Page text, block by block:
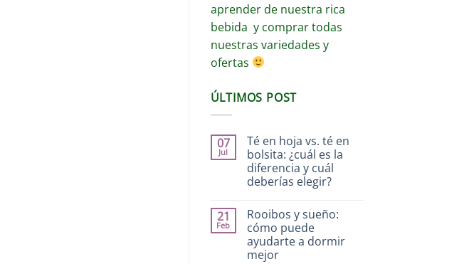
aprender de nuestra rica
bebida y comprar todas
nuestras variedades y
ofertas
ÚLTIMOS POST
07
Jul
Té en hoja vs. té en
bolsita: ¿cuál es la
diferencia y cuál
deberías elegir?
21
Feb
Rooibos y sueño:
cómo puede
ayudarte a dormir
mejor